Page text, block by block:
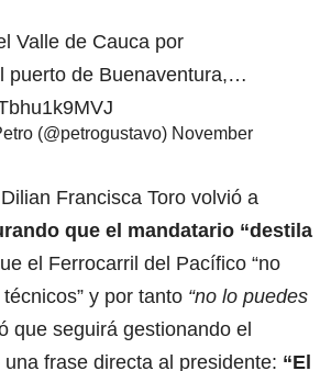
Valle de Cauca por
puerto de Buenaventura,…
(@petrogustavo) November
Francisca Toro volvió a
que el mandatario “destila
el Ferrocarril del Pacífico “no
y por tanto “no lo puedes
que seguirá gestionando el
frase directa al presidente: “El